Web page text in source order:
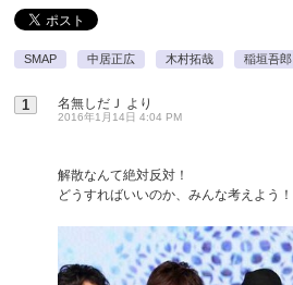
SMAP 中居正広 木村拓哉 稲垣吾郎
1 名無しだＪ より
2016年1月14日 4:04 PM
解散なんて絶対反対！
どうすればいいのか、みんな考えよう！